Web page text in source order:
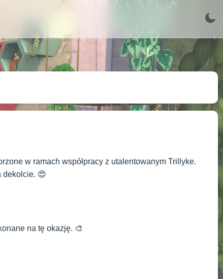
w ramach współpracy z utalentowanym Trillyke.
dekolcie. 😍
na tę okazję. 🎨